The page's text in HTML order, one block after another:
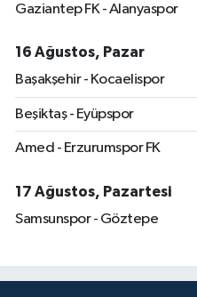
Gaziantep FK - Alanyaspor
16 Ağustos, Pazar
Başakşehir - Kocaelispor
Beşiktaş - Eyüpspor
Amed - Erzurumspor FK
17 Ağustos, Pazartesi
Samsunspor - Göztepe